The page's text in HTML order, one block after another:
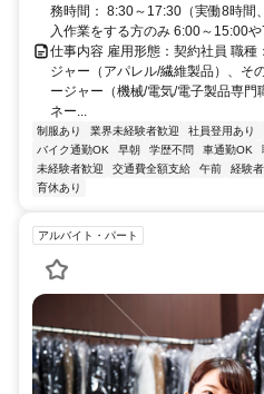
務時間： 8:30～17:30（実働8時間
入作業をする方のみ 6:00～15:00
仕事内容 雇用形態：契約社員 職
ジャー（アパレル/繊維製品）、そ
ージャー（機械/電気/電子製品専
ネー...
制服あり 業界未経験者歓迎 社員登用あり
バイク通勤OK
早朝 学歴不問 車通勤OK
未経験者歓迎
交通費全額支給 午前 経験
育休あり
アルバイト・パート